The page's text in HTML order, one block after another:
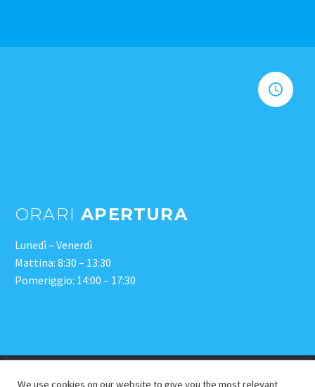


ORARI APERTURA
Lunedì – Venerdì
Mattina: 8:30 – 13:30
Pomeriggio: 14:00 – 17:30
We use cookies on our website to give you the most relevant